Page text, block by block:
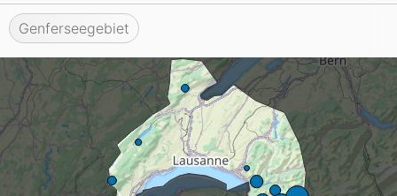
Genferseegebiet